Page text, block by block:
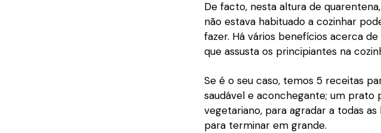
De facto, nesta altura de
não estava habituado a cozinhar
fazer. Há vários benefícios acerca
que assusta os principiantes na
Se é o seu caso, temos 5 receitas
saudável e aconchegante; um
vegetariano, para agradar a todas
para terminar em grande.